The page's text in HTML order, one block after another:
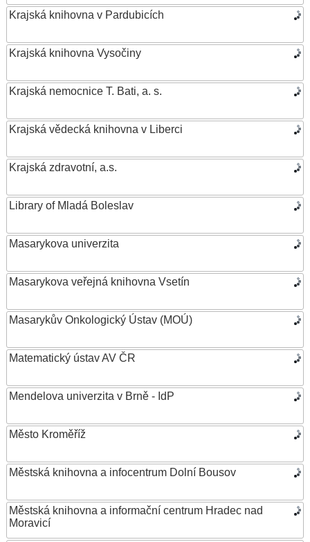
Krajská knihovna v Pardubicích
Krajská knihovna Vysočiny
Krajská nemocnice T. Bati, a. s.
Krajská vědecká knihovna v Liberci
Krajská zdravotní, a.s.
Library of Mladá Boleslav
Masarykova univerzita
Masarykova veřejná knihovna Vsetín
Masarykův Onkologický Ústav (MOÚ)
Matematický ústav AV ČR
Mendelova univerzita v Brně - IdP
Město Kroměříž
Městská knihovna a infocentrum Dolní Bousov
Městská knihovna a informační centrum Hradec nad
Moravicí